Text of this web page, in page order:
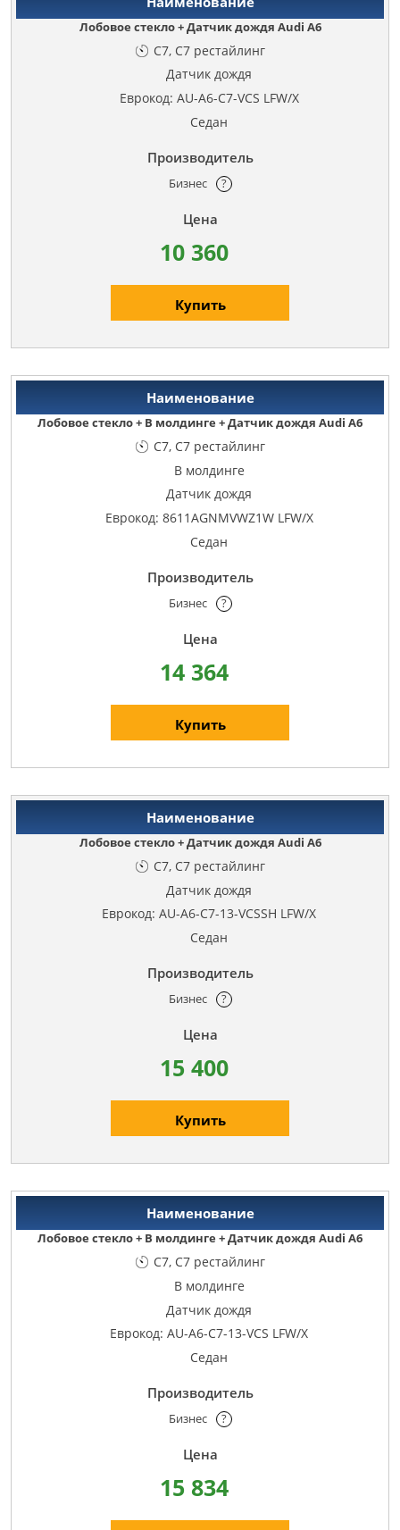
Лобовое стекло + Датчик дождя Audi A6
C7, C7 рестайлинг
Датчик дождя
Еврокод: AU-A6-C7-VCS LFW/X
Седан
Бизнес ?
10 360
Купить
Лобовое стекло + В молдинге + Датчик дождя Audi A6
C7, C7 рестайлинг
В молдинге
Датчик дождя
Еврокод: 8611AGNMVWZ1W LFW/X
Седан
Бизнес ?
14 364
Купить
Лобовое стекло + Датчик дождя Audi A6
C7, C7 рестайлинг
Датчик дождя
Еврокод: AU-A6-C7-13-VCSSH LFW/X
Седан
Бизнес ?
15 400
Купить
Лобовое стекло + В молдинге + Датчик дождя Audi A6
C7, C7 рестайлинг
В молдинге
Датчик дождя
Еврокод: AU-A6-C7-13-VCS LFW/X
Седан
Бизнес ?
15 834